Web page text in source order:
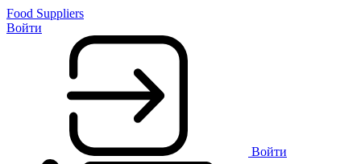
Food Suppliers
Войти
Войти